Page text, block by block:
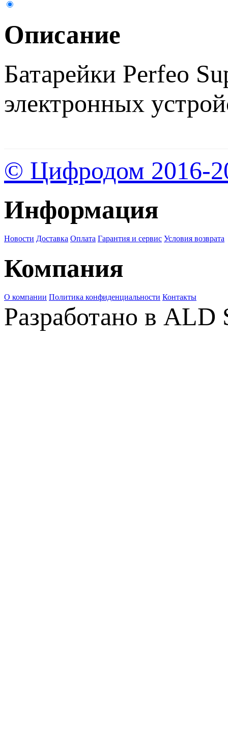
Описание
Батарейки Perfeo
электронных
© Цифродом 2016-
Информация
Новости Доставка Оплата Гарантия и сервис Условия возврата
Компания
О компании Политика конфиденциальности Контакты
Разработано в ALD